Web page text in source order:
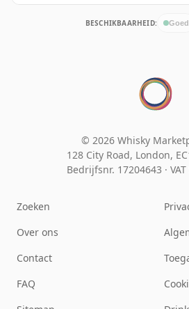
BESCHIKBAARHEID: Goed
© 2026 Whisky
128 City Road, London,
Bedrijfsnr. 17204643 ·
Zoeken
Over ons
Contact
FAQ